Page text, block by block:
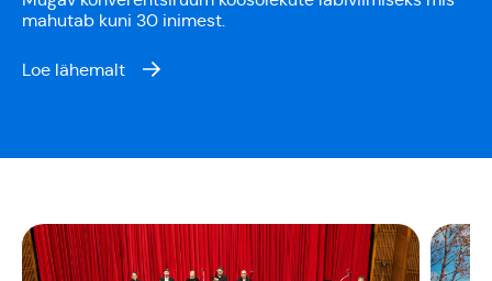
"Baltikum tantsib"
Tartus
mahutab kuni 30 inimest.
Loe lähemalt